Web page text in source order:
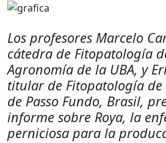
Los profesores Marcelo
cátedra de Fitopatología
Agronomía de la UBA, y
titular de Fitopatología
de Passo Fundo, Brasil,
informe sobre Roya, la
perniciosa para la